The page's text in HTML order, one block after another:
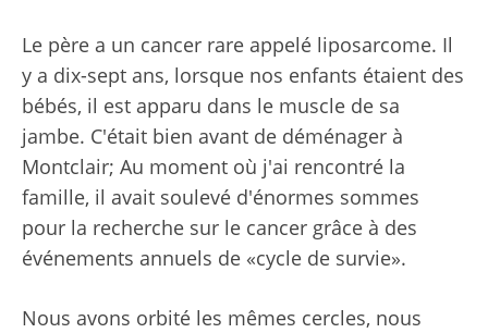
Le père a un cancer rare appelé liposarcome. Il
y a dix-sept ans, lorsque nos enfants étaient des
bébés, il est apparu dans le muscle de sa
jambe. C'était bien avant de déménager à
Montclair; Au moment où j'ai rencontré la
famille, il avait soulevé d'énormes sommes
pour la recherche sur le cancer grâce à des
événements annuels de «cycle de survie».
Nous avons orbité les mêmes cercles, nous